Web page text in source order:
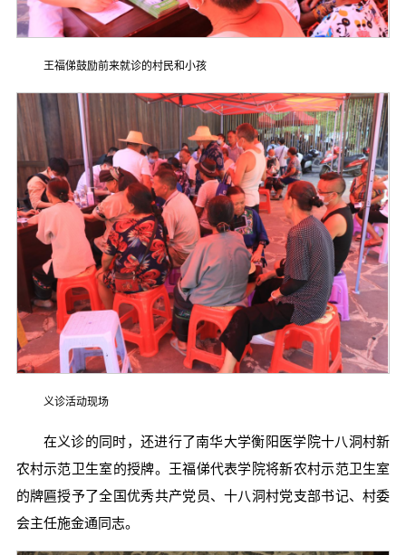
王福俤鼓励前来就诊的村民和小孩
义诊活动现场
在义诊的同时，还进行了南华大学衡阳医学院十八洞村新
农村示范卫生室的授牌。王福俤代表学院将新农村示范卫生室
的牌匾授予了全国优秀共产党员、十八洞村党支部书记、村委
会主任施金通同志。